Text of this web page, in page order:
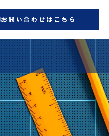
お問い合わせはこちら